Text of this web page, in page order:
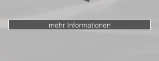
mehr Informationen